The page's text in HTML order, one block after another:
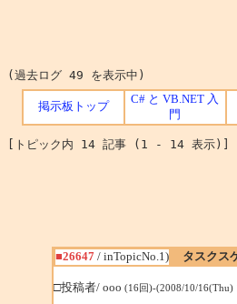
(過去ログ 49 を表示中)
掲示板トップ
C# と VB.NET 入
門
[トピック内 14 記事 (1 - 14 表示
■26647/ inTopicNo.1) タスクス
□投稿者/ ooo (16回)-(2008/10/16(Thu)